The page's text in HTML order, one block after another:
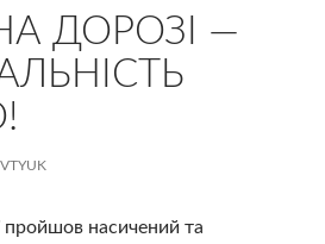
ДОРОЗІ —
пройшов насичений та